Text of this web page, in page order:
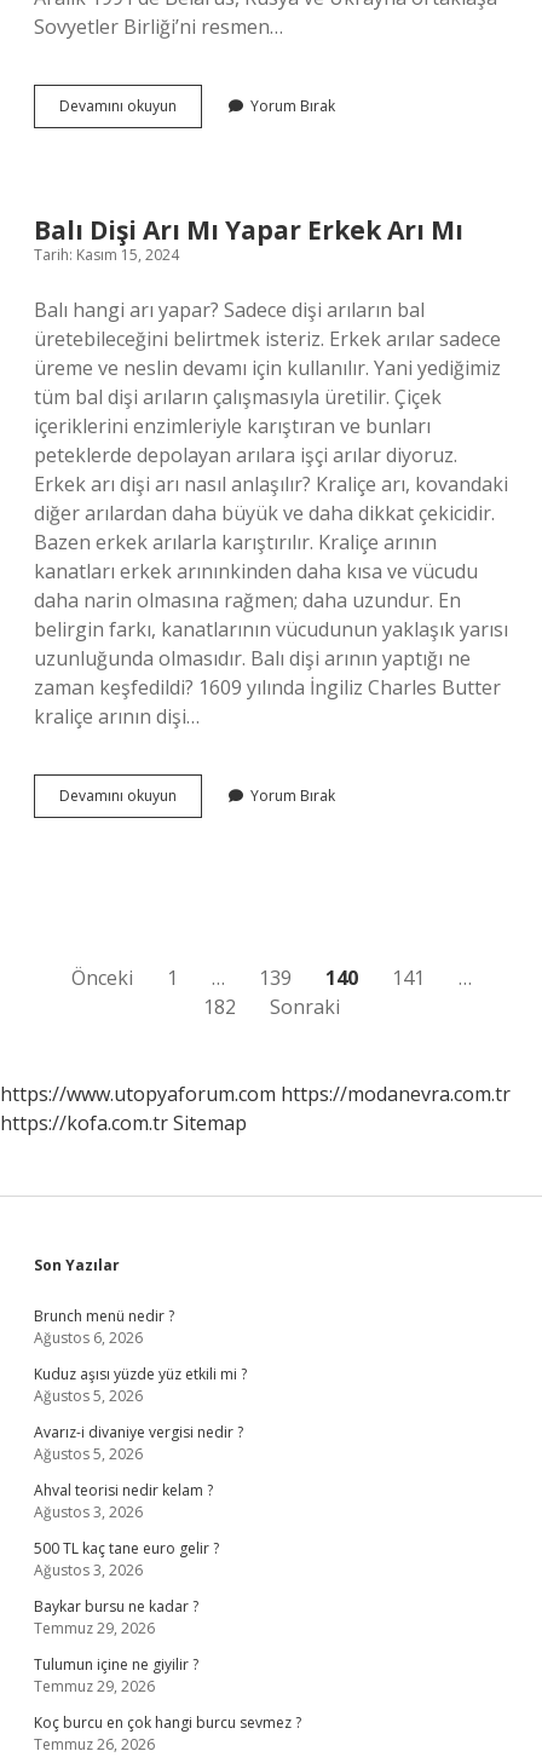
Sovyetler Birliği’ni resmen…
Devamını okuyun
Ukrayna
Yorum Bırak
Balı Dişi Arı Mı Yapar Erkek Arı Mı
Tarih: Kasım 15, 2024
Balı hangi arı yapar? Sadece dişi arıların bal
üretebileceğini belirtmek isteriz. Erkek arılar sadece
üreme ve neslin devamı için kullanılır. Yani yediğimiz
tüm bal dişi arıların çalışmasıyla üretilir. Çiçek
içeriklerini enzimleriyle karıştıran ve bunları
peteklerde depolayan arılara işçi arılar diyoruz.
Erkek arı dişi arı nasıl anlaşılır? Kraliçe arı, kovandaki
diğer arılardan daha büyük ve daha dikkat çekicidir.
Bazen erkek arılarla karıştırılır. Kraliçe arının
kanatları erkek arınınkinden daha kısa ve vücudu
daha narin olmasına rağmen; daha uzundur. En
belirgin farkı, kanatlarının vücudunun yaklaşık yarısı
uzunluğunda olmasıdır. Balı dişi arının yaptığı ne
zaman keşfedildi? 1609 yılında İngiliz Charles Butter
kraliçe arının dişi…
Devamını okuyun
Dişi
Yorum Bırak
Yazı
sayfalaması
Önceki 1 … 139 140 141
…
182
Sonraki
https://www.utopyaforum.com https://modanevra.com.tr
https://kofa.com.trSitemap
Sidebar
Son Yazılar
Brunch menü nedir ?
Ağustos 6, 2026
Kuduz aşısı yüzde yüz etkili mi ?
Ağustos 5, 2026
Avarız-i divaniye vergisi nedir ?
Ağustos 5, 2026
Ahval teorisi nedir kelam ?
Ağustos 3, 2026
500 TL kaç tane euro gelir ?
Ağustos 3, 2026
Baykar bursu ne kadar ?
Temmuz 29, 2026
Tulumun içine ne giyilir ?
Temmuz 29, 2026
Koç burcu en çok hangi burcu sevmez ?
Temmuz 26, 2026